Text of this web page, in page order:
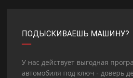
ПОДЫСКИВАЕШЬ МАШИНУ?
У нас действует выгодная
автомобиля под ключ - доверь